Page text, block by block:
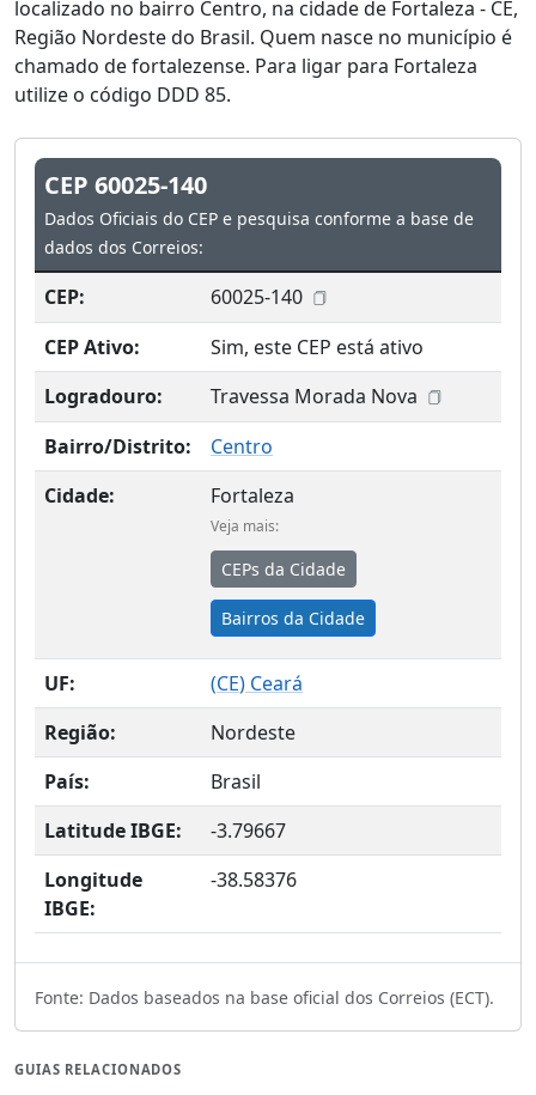
localizado no bairro Centro, na cidade de Fortaleza - CE,
Região Nordeste do Brasil. Quem nasce no município é
chamado de fortalezense. Para ligar para Fortaleza
utilize o código DDD 85.
CEP 60025-140
Dados Oficiais do CEP e pesquisa conforme a base de
dados dos Correios:
CEP:
60025-140
CEP Ativo:
Sim, este CEP está ativo
Logradouro:
Travessa Morada Nova
Bairro/Distrito:
Centro
Cidade:
Fortaleza
Veja mais:
CEPs da Cidade
Bairros da Cidade
UF: (CE) Ceará
Região:
Nordeste
País:
Brasil
Latitude IBGE:
-3.79667
Longitude
IBGE:
-38.58376
Fonte: Dados baseados na base oficial dos Correios (ECT).
GUIAS RELACIONADOS